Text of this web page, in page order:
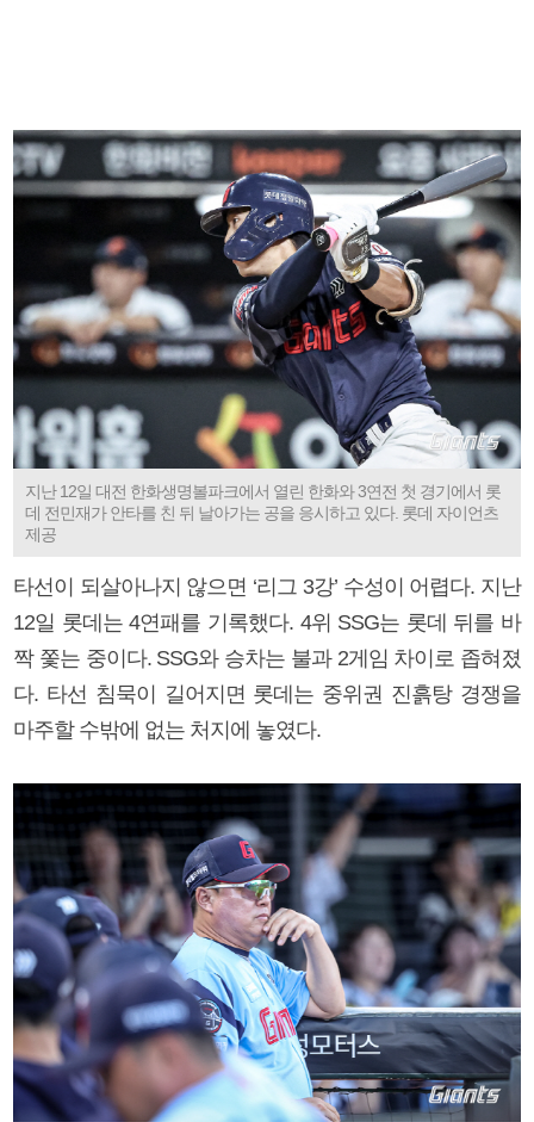
지난 12일 대전 한화생명볼파크에서 열린 한화와 3연전 첫 경기에서 롯
데 전민재가 안타를 친 뒤 날아가는 공을 응시하고 있다. 롯데 자이언츠
제공
타선이 되살아나지 않으면 ‘리그 3강’ 수성이 어렵다. 지난
12일 롯데는 4연패를 기록했다. 4위 SSG는 롯데 뒤를 바
짝 쫓는 중이다. SSG와 승차는 불과 2게임 차이로 좁혀졌
다. 타선 침묵이 길어지면 롯데는 중위권 진흙탕 경쟁을
마주할 수밖에 없는 처지에 놓였다.